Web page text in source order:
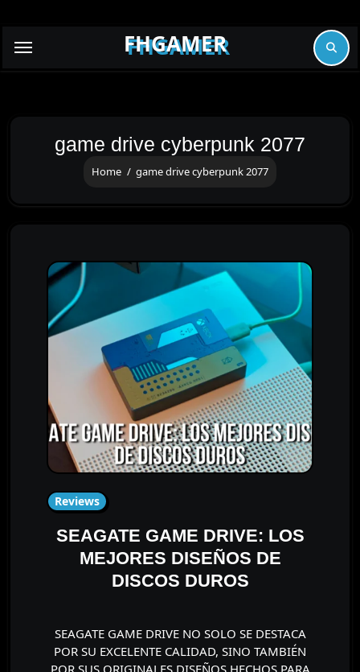
FHGAMER
game drive cyberpunk 2077
Home game drive cyberpunk 2077
Reviews
SEAGATE GAME DRIVE: LOS
MEJORES DISEÑOS DE
DISCOS DUROS
SEAGATE GAME DRIVE NO SOLO SE DESTACA
POR SU EXCELENTE CALIDAD, SINO TAMBIÉN
POR SUS ORIGINALES DISEÑOS HECHOS PARA